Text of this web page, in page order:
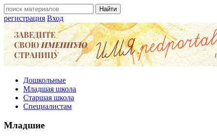
регистрация Вход
Дошкольные
Младшая школа
Старшая школа
Специалистам
Младшие